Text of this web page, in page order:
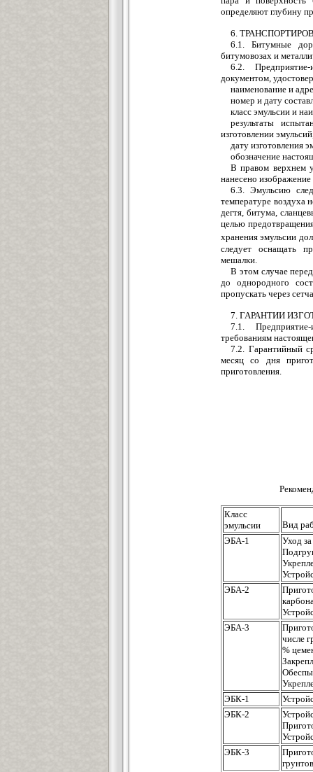
определяют глубину
6.
6.1. Битумные
битумовозах и
6.2.
документом,
наименование и
номер и дату
класс эмульсии и
результаты
изготовлении
дату изготовления
обозначение
В правом верхнем
нанесено
6.3. Эмульсию
температуре воздуха
дегтя, битума,
целью
хранения эмульсии
следует оснащать
мешалки.
В этом случае
до однородного
пропускать через
7. ГАРАНТИИ
7.1. Предприятие-
требованиям
7.2. Гарантийный
месяц со дня
приготовления.
Класс
эмульсии
Вид
ЭБА-1
Уход
ЭБА-2
ЭБА-3
числе
%
ЭБК-1
ЭБК-2
ЭБК-3